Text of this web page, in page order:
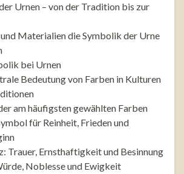
Urnen – von der Tradition bis zur
Materialien die Symbolik der Urne
bei Urnen
Bedeutung von Farben in Kulturen
am häufigsten gewählten Farben
für Reinheit, Frieden und
Trauer, Ernsthaftigkeit und Besinnung
Noblesse und Ewigkeit